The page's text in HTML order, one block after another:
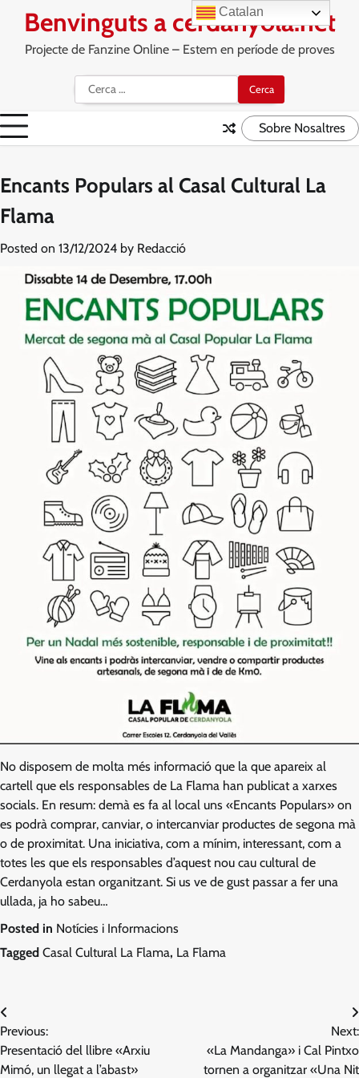
content
Benvinguts a cerdanyola.net
Projecte de Fanzine Online – Estem en període de proves
Cerca:
Sobre Nosaltres
Encants Populars al Casal Cultural La
Flama
Posted on 13/12/2024 by Redacció
No disposem de molta més informació que la que apareix al
cartell que els responsables de La Flama han publicat a xarxes
socials. En resum: demà es fa al local uns «Encants Populars» on
es podrà comprar, canviar, o intercanviar productes de segona mà
o de proximitat. Una iniciativa, com a mínim, interessant, com a
totes les que els responsables d’aquest nou cau cultural de
Cerdanyola estan organitzant. Si us ve de gust passar a fer una
ullada, ja ho sabeu…
Posted in Notícies i Informacions
Tagged Casal Cultural La Flama, La Flama
Navegació
d'entrades
Previous:
Presentació del llibre «Arxiu
Mimó, un llegat a l’abast»
Next:
«La Mandanga» i Cal Pintxo
tornen a organitzar «Una Nit
Catalan